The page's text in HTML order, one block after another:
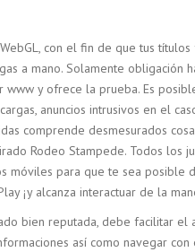
con el fin de que tus títulos
a mano. Solamente obligación
y ofrece la prueba. Es
anuncios intrusivos en el
comprende desmesurados
Rodeo Stampede. Todos los
móviles para que te sea
¡y alcanza interactuar de la
bien reputada, debe facilitar
así­ como navegar